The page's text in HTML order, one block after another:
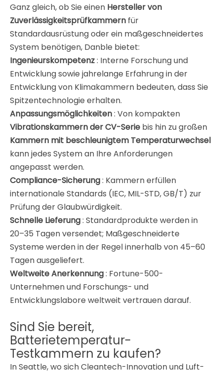
Ganz gleich, ob Sie einen Hersteller von
Zuverlässigkeitsprüfkammern für
Standardausrüstung oder ein maßgeschneidertes
System benötigen, Danble bietet:
Ingenieurskompetenz: Interne Forschung und
Entwicklung sowie jahrelange Erfahrung in der
Entwicklung von Klimakammern bedeuten, dass Sie
Spitzentechnologie erhalten.
Anpassungsmöglichkeiten: Von kompakten
Vibrationskammern der CV-Serie bis hin zu großen
Kammern mit beschleunigtem Temperaturwechsel
kann jedes System an Ihre Anforderungen
angepasst werden.
Compliance-Sicherung: Kammern erfüllen
internationale Standards (IEC, MIL-STD, GB/T) zur
Prüfung der Glaubwürdigkeit.
Schnelle Lieferung: Standardprodukte werden in
20–35 Tagen versendet; Maßgeschneiderte
Systeme werden in der Regel innerhalb von 45–60
Tagen ausgeliefert.
Weltweite Anerkennung: Fortune-500-
Unternehmen und Forschungs- und
Entwicklungslabore weltweit vertrauen darauf.
Sind Sie bereit,
Batterietemperatur-
Testkammern zu kaufen?
In Seattle, wo sich Cleantech-Innovation und Luft-